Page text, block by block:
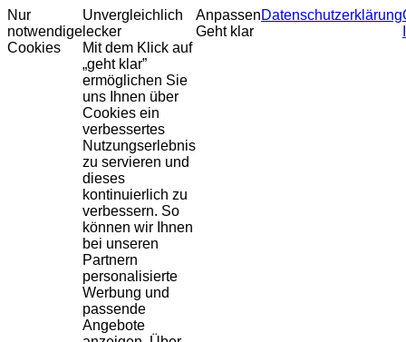
Nur
notwendige
Cookies
Unvergleichlich
lecker
Mit dem Klick auf
„geht klar”
ermöglichen Sie
uns Ihnen über
Cookies ein
verbessertes
Nutzungserlebnis
zu servieren und
dieses
kontinuierlich zu
verbessern. So
können wir Ihnen
bei unseren
Partnern
personalisierte
Werbung und
passende
Angebote
Anpassen
Geht klar
Datenschutzerklärung